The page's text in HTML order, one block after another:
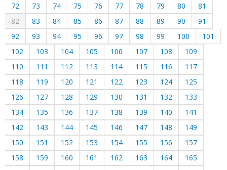
72
73 74 75 76 77 78 79 80
81
82
83 84 85 86 87 88 89 90
91
92
93 94 95 96 97 98 99 100
101
102
103 104 105 106 107 108
109
110
111 112 113 114 115 116
117
118
119 120 121 122 123 124
125
126
127 128 129 130 131 132
133
134
135 136 137 138 139 140
141
142
143 144 145 146 147 148
149
150
151 152 153 154 155 156
157
158
159 160 161 162 163 164
165